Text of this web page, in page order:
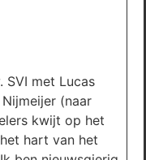
SVI met Lucas
(naar
kwijt op het
hart van het